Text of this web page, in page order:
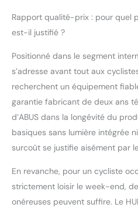
Rapport qualité-prix : pour quel
est-il justifié ?
Positionné dans le segment
s’adresse avant tout aux
recherchent un équipement
garantie fabricant de deux ans
d’ABUS dans la longévité du
basiques sans lumière intégrée
surcoût se justifie aisément par
En revanche, pour un cycliste
strictement loisir le week-end,
onéreuses peuvent suffire. Le